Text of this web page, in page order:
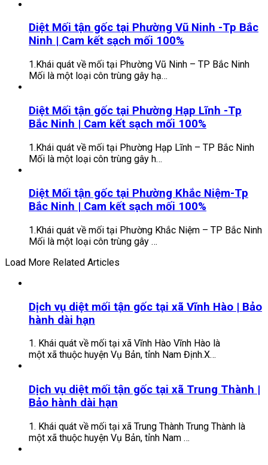
Diệt Mối tận gốc tại Phường Vũ Ninh -Tp Bắc
Ninh | Cam kết sạch mối 100%
1.Khái quát về mối tại Phường Vũ Ninh – TP Bắc Ninh
Mối là một loại côn trùng gây hạ…
Diệt Mối tận gốc tại Phường Hạp Lĩnh -Tp
Bắc Ninh | Cam kết sạch mối 100%
1.Khái quát về mối tại Phường Hạp Lĩnh – TP Bắc Ninh
Mối là một loại côn trùng gây h…
Diệt Mối tận gốc tại Phường Khắc Niệm-Tp
Bắc Ninh | Cam kết sạch mối 100%
1.Khái quát về mối tại Phường Khắc Niệm – TP Bắc Ninh
Mối là một loại côn trùng gây …
Load More Related Articles
Dịch vụ diệt mối tận gốc tại xã Vĩnh Hào | Bảo
hành dài hạn
1. Khái quát về mối tại xã Vĩnh Hào Vĩnh Hào là
một xã thuộc huyện Vụ Bản, tỉnh Nam Định.X…
Dịch vụ diệt mối tận gốc tại xã Trung Thành |
Bảo hành dài hạn
1. Khái quát về mối tại xã Trung Thành Trung Thành là
một xã thuộc huyện Vụ Bản, tỉnh Nam …